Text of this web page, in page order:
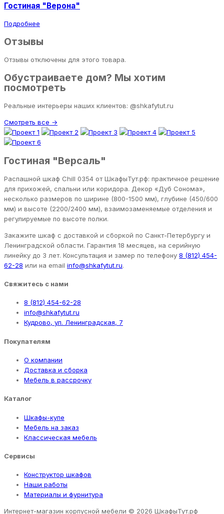
Гостиная "Верона"
Подробнее
Отзывы
Отзывы отключены для этого товара.
Обустраиваете дом? Мы хотим
посмотреть
Реальные интерьеры наших клиентов: @shkafytut.ru
Смотреть все →
Гостиная "Версаль"
Распашной шкаф Chill 0354 от ШкафыТут.рф: практичное решение
для прихожей, спальни или коридора. Декор «Дуб Сонома»,
несколько размеров по ширине (800-1500 мм), глубине (450/600
мм) и высоте (2200/2400 мм), взаимозаменяемые отделения и
регулируемые по высоте полки.
Закажите шкаф с доставкой и сборкой по Санкт-Петербургу и
Ленинградской области. Гарантия 18 месяцев, на серийную
линейку до 3 лет. Консультация и замер по телефону 8 (812) 454-
62-28 или на email info@shkafytut.ru.
Свяжитесь с нами
8 (812) 454-62-28
info@shkafytut.ru
Кудрово, ул. Ленинградская, 7
Покупателям
О компании
Доставка и сборка
Мебель в рассрочку
Каталог
Шкафы-купе
Мебель на заказ
Классическая мебель
Сервисы
Конструктор шкафов
Наши работы
Материалы и фурнитура
Интернет-магазин корпусной мебели © 2026 ШкафыТут.рф